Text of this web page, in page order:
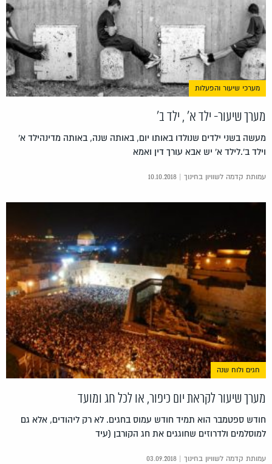
מערכי שיעור והפעלות
מערך שיעור- ילד א' , ילד ב'
מעשה בשני ילדים שנולדו באותו יום, באותה שנה, באותה מדינהילד א'
וילד ב'.לילד א' יש אבא עורך דין ואמא
עמותת קדמה לשוויון בחינוך | 10.10.2018
חגים ולוח שנה
מערך שיעור לקראת יום כיפור, או לכל חג ומועד
חודש ספטמבר הוא תמיד חודש עמוס בחגים. לא רק ליהודים, אלא גם
למוסלמים ולדרוזים שחוגגים את חג הקורבן (עיד
עמותת קדמה לשוויון בחינוך | 03.09.2018